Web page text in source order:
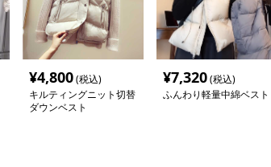
¥4,800(税込)
キルティングニット切替
ダウンベスト
¥7,320(税込)
ふんわり軽量中綿ベスト